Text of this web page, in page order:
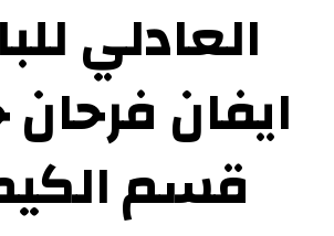
العادلي
ايفان
قسم